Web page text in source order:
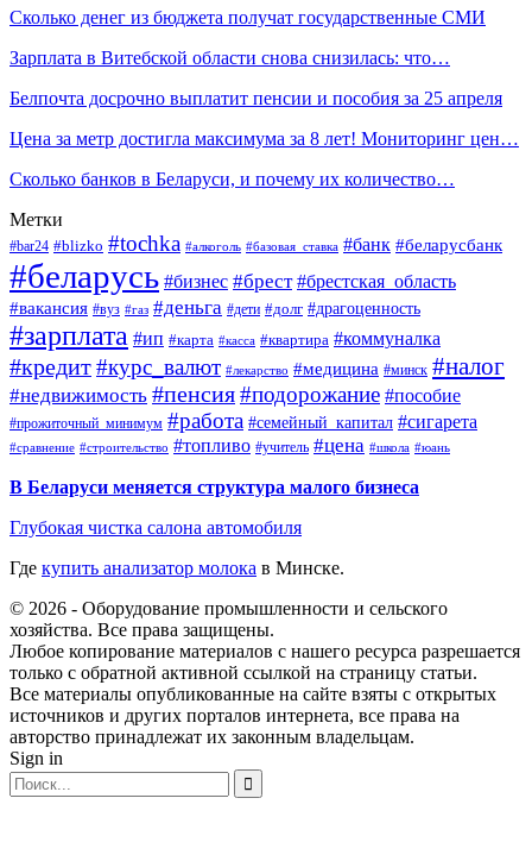
Сколько денег из бюджета получат государственные СМИ
Зарплата в Витебской области снова снизилась: что…
Белпочта досрочно выплатит пенсии и пособия за 25 апреля
Цена за метр достигла максимума за 8 лет! Мониторинг цен…
Сколько банков в Беларуси, и почему их количество…
Метки
#bar24 #blizko #tochka #алкоголь #базовая_ставка #банк #беларусбанк
#беларусь #бизнес #брест #брестская_область
#вакансия #вуз #газ #деньга #дети #долг #драгоценность
#зарплата #ип #карта #касса #квартира #коммуналка
#кредит#курс_валют #лекарство #медицина #минск #налог
#недвижимость #пенсия#подорожание #пособие
#прожиточный_минимум #работа #семейный_капитал #сигарета
#сравнение #строительство #топливо #учитель #цена #школа #юань
В Беларуси меняется структура малого бизнеса
Глубокая чистка салона автомобиля
Где купить анализатор молока в Минске.
© 2026 - Оборудование промышленности и сельского
хозяйства. Все права защищены.
Любое копирование материалов с нашего ресурса разрешается
только с обратной активной ссылкой на страницу статьи.
Все материалы опубликованные на сайте взяты с открытых
источников и других порталов интернета, все права на
авторство принадлежат их законным владельцам.
Sign in